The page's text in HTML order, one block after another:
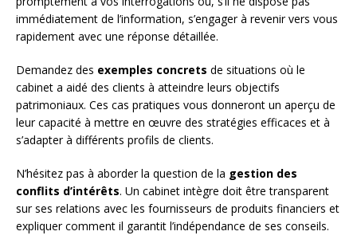
immédiatement de l’information, s’engager à revenir vers vous
rapidement avec une réponse détaillée.
Demandez des exemples concrets de situations où le
cabinet a aidé des clients à atteindre leurs objectifs
patrimoniaux. Ces cas pratiques vous donneront un aperçu de
leur capacité à mettre en œuvre des stratégies efficaces et à
s’adapter à différents profils de clients.
N’hésitez pas à aborder la question de la gestion des
conflits d’intérêts. Un cabinet intègre doit être transparent
sur ses relations avec les fournisseurs de produits financiers et
expliquer comment il garantit l’indépendance de ses conseils.